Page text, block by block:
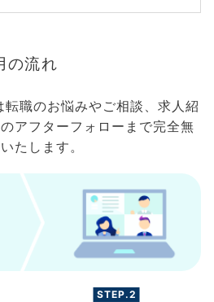
の流れ
職のお悩みやご相談、求人紹
アフターフォローまで完全無
たします。
STEP.2